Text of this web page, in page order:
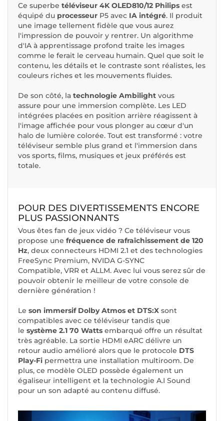
Ce superbe téléviseur 4K OLED810/12 Philips est
équipé du processeur P5 avec IA intégré. Il produit
une image tellement fidèle que vous aurez
l'impression de pouvoir y rentrer. Un algorithme
d'IA à apprentissage profond traite les images
comme le ferait le cerveau humain. Quel que soit le
contenu, les détails et le contraste sont réalistes, les
couleurs riches et les mouvements fluides.
De son côté, la technologie Ambilight vous
assure pour une immersion complète. Les LED
intégrées placées en position arrière réagissent à
l'image affichée pour vous plonger au cœur d'un
halo de lumière colorée. Tout est transformé : votre
téléviseur semble plus grand et l'immersion dans
vos sports, films, musiques et jeux préférés est
totale.
POUR DES DIVERTISSEMENTS ENCORE
PLUS PASSIONNANTS
Vous êtes fan de jeux vidéo ? Ce téléviseur vous
propose une fréquence de rafraîchissement de 120
Hz, deux connecteurs HDMI 2.1 et des technologies
FreeSync Premium, NVIDA G-SYNC
Compatible, VRR et ALLM. Avec lui vous serez sûr de
pouvoir obtenir le meilleur de votre console de
dernière génération !
Le son immersif Dolby Atmos et DTS:X sont
compatibles avec ce téléviseur tandis que
le système 2.1 70 Watts embarqué offre un résultat
très agréable. La sortie HDMI eARC délivre un
retour audio amélioré alors que le protocole DTS
Play-Fi permettra une installation multiroom. De
plus, ce modèle OLED possède également un
égaliseur intelligent et la technologie A.I Sound
pour un son adapté au contenu diffusé.